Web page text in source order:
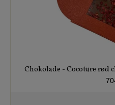
Chokolade - Cocoture rød